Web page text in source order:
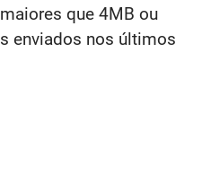
que 4MB ou
enviados nos últimos